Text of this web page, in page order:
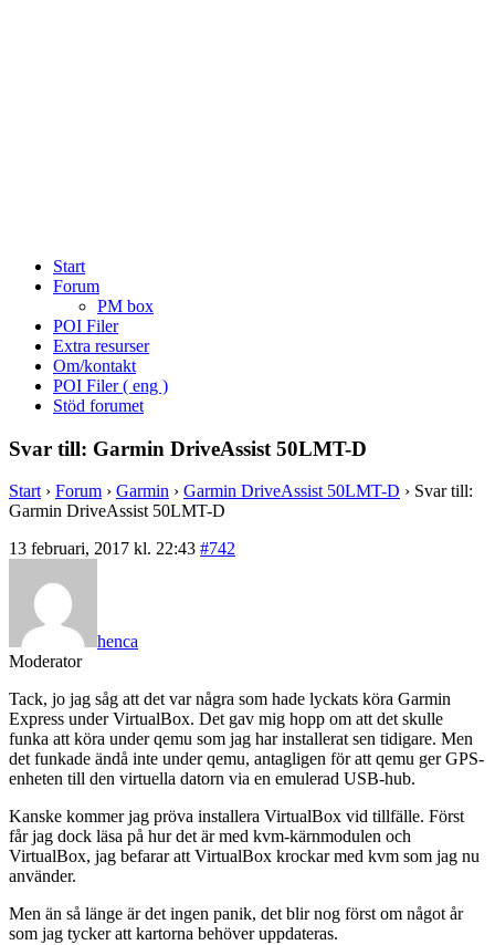
Start
Forum
PM box
POI Filer
Extra resurser
Om/kontakt
POI Filer ( eng )
Stöd forumet
Svar till: Garmin DriveAssist 50LMT-D
Start › Forum › Garmin › Garmin DriveAssist 50LMT-D › Svar till:
Garmin DriveAssist 50LMT-D
13 februari, 2017 kl. 22:43 #742
henca
Moderator
Tack, jo jag såg att det var några som hade lyckats köra Garmin
Express under VirtualBox. Det gav mig hopp om att det skulle
funka att köra under qemu som jag har installerat sen tidigare. Men
det funkade ändå inte under qemu, antagligen för att qemu ger GPS-
enheten till den virtuella datorn via en emulerad USB-hub.
Kanske kommer jag pröva installera VirtualBox vid tillfälle. Först
får jag dock läsa på hur det är med kvm-kärnmodulen och
VirtualBox, jag befarar att VirtualBox krockar med kvm som jag nu
använder.
Men än så länge är det ingen panik, det blir nog först om något år
som jag tycker att kartorna behöver uppdateras.